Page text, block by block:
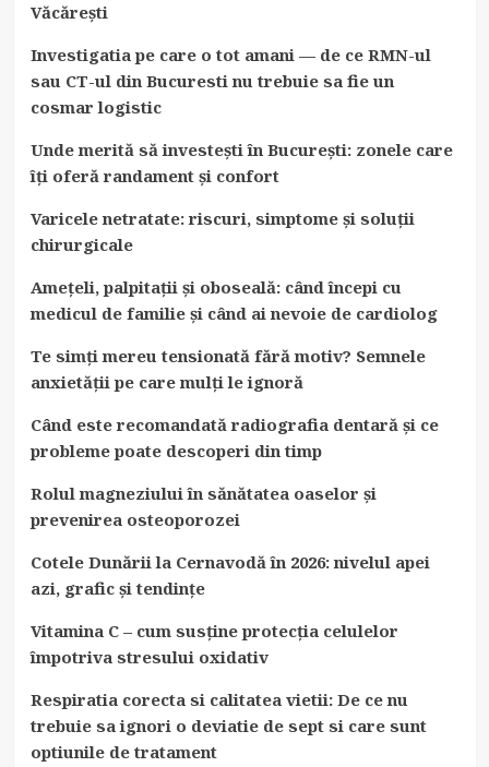
Văcărești
Investigatia pe care o tot amani — de ce RMN-ul
sau CT-ul din Bucuresti nu trebuie sa fie un
cosmar logistic
Unde merită să investești în București: zonele care
îți oferă randament și confort
Varicele netratate: riscuri, simptome și soluții
chirurgicale
Amețeli, palpitații și oboseală: când începi cu
medicul de familie și când ai nevoie de cardiolog
Te simți mereu tensionată fără motiv? Semnele
anxietății pe care mulți le ignoră
Când este recomandată radiografia dentară și ce
probleme poate descoperi din timp
Rolul magneziului în sănătatea oaselor și
prevenirea osteoporozei
Cotele Dunării la Cernavodă în 2026: nivelul apei
azi, grafic și tendințe
Vitamina C – cum susține protecția celulelor
împotriva stresului oxidativ
Respiratia corecta si calitatea vietii: De ce nu
trebuie sa ignori o deviatie de sept si care sunt
optiunile de tratament